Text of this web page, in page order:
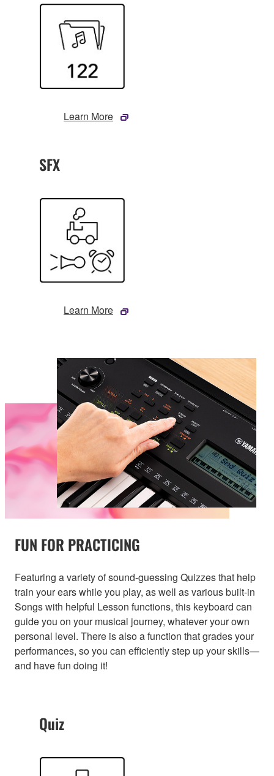
Learn More
SFX
Learn More
FUN FOR PRACTICING
Featuring a variety of sound-guessing Quizzes that help
train your ears while you play, as well as various built-in
Songs with helpful Lesson functions, this keyboard can
guide you on your musical journey, whatever your own
personal level. There is also a function that grades your
performances, so you can efficiently step up your skills—
and have fun doing it!
Quiz